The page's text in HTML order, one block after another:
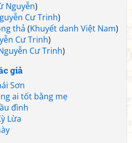
Nguyễn)
Cư Trinh)
thả (Khuyết danh Việt Nam)
Cư Trinh)
Cư Trinh)
giả
Sơn
ai tốt bằng mẹ
đình
Lừa